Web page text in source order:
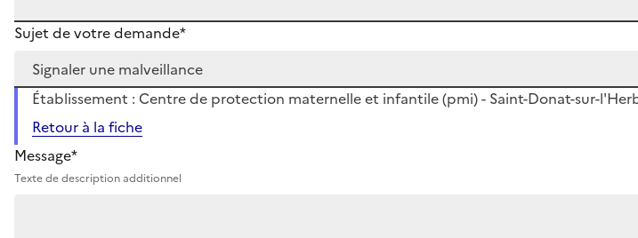
Sujet de votre demande*
Établissement : Centre de protection maternelle et infantile (pmi) - Saint-Donat-sur-
Retour à la fiche
Message*
Texte de description additionnel